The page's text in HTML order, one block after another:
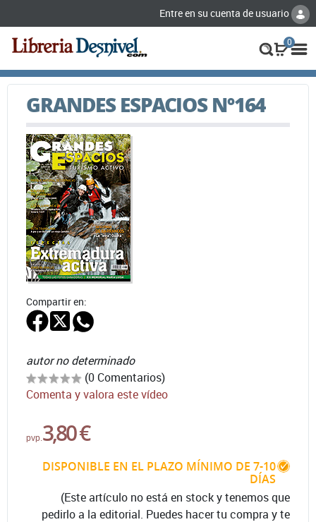
Entre en su cuenta de usuario
0
GRANDES ESPACIOS Nº164
Compartir en:
autor no determinado
(0 Comentarios)
Comenta y valora este vídeo
pvp. 3,80 €
DISPONIBLE EN EL PLAZO MÍNIMO DE 7-10
DÍAS
(Este artículo no está en stock y tenemos que
pedirlo a la editorial. Puedes hacer tu compra y te